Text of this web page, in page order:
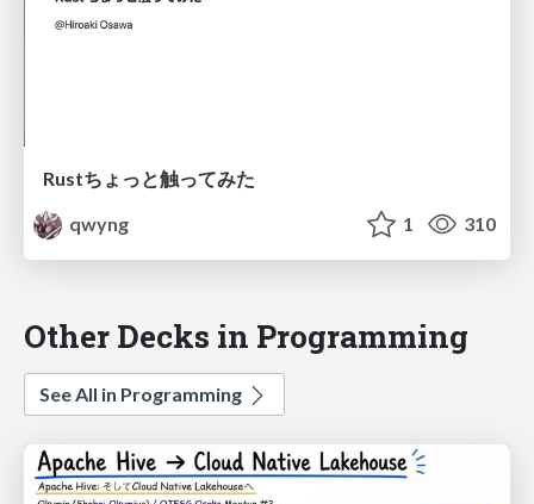
Rustちょっと触ってみた
qwyng
1 310
Other Decks in Programming
See All in Programming